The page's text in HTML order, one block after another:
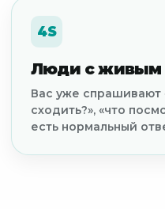
4S
Люди с живым
Вас уже спрашивают
сходить?», «что
есть нормальный